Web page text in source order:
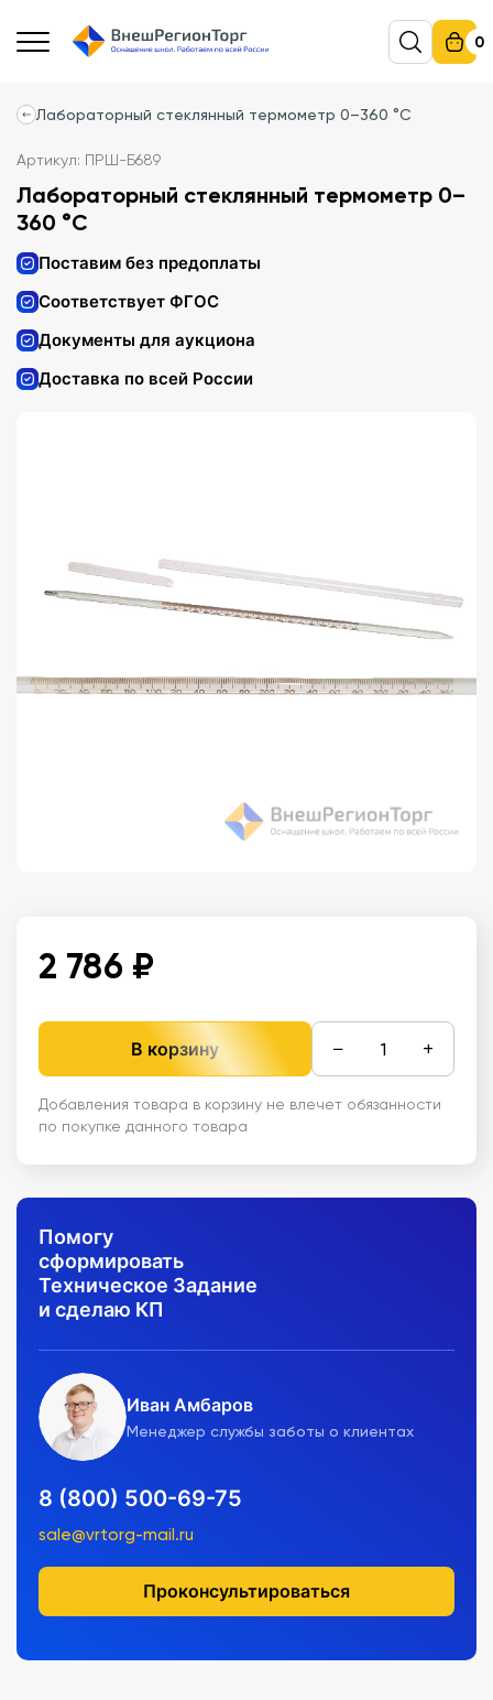
0
Лабораторный стеклянный термометр 0–360 °C
Артикул: ПРШ-Б689
Лабораторный стеклянный термометр 0–
360 °C
Поставим без предоплаты
Соответствует ФГОС
Документы для аукциона
Доставка по всей России
2 786 ₽
В корзину − +
Добавления товара в корзину не влечет обязанности
по покупке данного товара
Помогу
сформировать
Техническое Задание
и сделаю КП
Иван Амбаров
Менеджер службы заботы о клиентах
8 (800) 500-69-75
sale@vrtorg-mail.ru
Проконсультироваться